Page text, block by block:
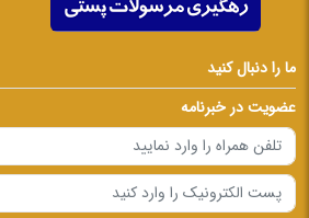
ما را دنبال کنید
عضویت در خبرنامه